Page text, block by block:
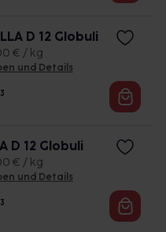
D 12 Globuli
€ / kg
und Details
D 12 Globuli
€ / kg
und Details